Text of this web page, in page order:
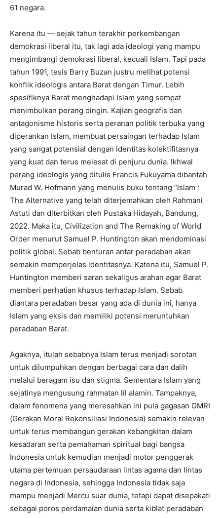
61 negara.
Karena itu — sejak tahun terakhir perkembangan
demokrasi liberal itu, tak lagi ada ideologi yang mampu
mengimbangi demokrasi liberal, kecuali Islam. Tapi pada
tahun 1991, tesis Barry Buzan justru melihat potensi
konflik ideologis antara Barat dengan Timur. Lebih
spesifiknya Barat menghadapi Islam yang sempat
menimbulkan perang dingin. Kajian geografis dan
antagonisme historis serta peranan politik terbuka yang
diperankan Islam, membuat persaingan terhadap Islam
yang sangat potensial dengan identitas kolektifitasnya
yang kuat dan terus melesat di penjuru dunia. Ikhwal
perang ideologis yang ditulis Francis Fukuyama dibantah
Murad W. Hofmann yang menulis buku tentang “Islam :
The Alternative yang telah diterjemahkan oleh Rahmani
Astuti dan diterbitkan oleh Pustaka Hidayah, Bandung,
2022. Maka itu, Civilization and The Remaking of World
Order menurut Samuel P. Huntington akan mendominasi
politik global. Sebab benturan antar peradaban akan
semakin memperjelas identitasnya. Katena itu, Samuel P.
Huntington memberi saran sekaligus arahan agar Barat
memberi perhatian khusus terhadap Islam. Sebab
diantara peradaban besar yang ada di dunia ini, hanya
Islam yang eksis dan memiliki potensi meruntuhkan
peradaban Barat.
Agaknya, itulah sebabnya Islam terus menjadi sorotan
untuk dilumpuhkan dengan berbagai cara dan dalih
melalui beragam isu dan stigma. Sementara Islam yang
sejatinya mengusung rahmatan lil alamin. Tampaknya,
dalam fenomena yang meresahkan ini pula gagasan GMRI
(Gerakan Moral Rekonsiliasi Indonesia) semakin relevan
untuk terus membangun gerakan kebangkitan dalam
kesadaran serta pemahaman spiritual bagi bangsa
Indonesia untuk kemudian menjadi motor penggerak
utama pertemuan persaudaraan lintas agama dan lintas
negara di Indonesia, sehingga Indonesia tidak saja
mampu menjadi Mercu suar dunia, tetapi dapat disepakati
sebagai poros perdamaian dunia serta kiblat peradaban